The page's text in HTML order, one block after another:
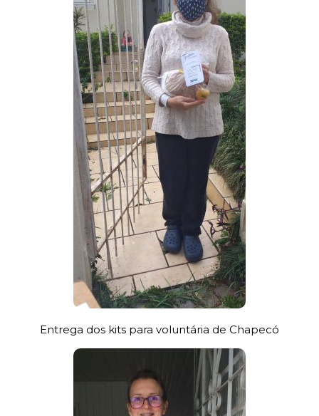
Entrega dos kits para voluntária de Chapecó